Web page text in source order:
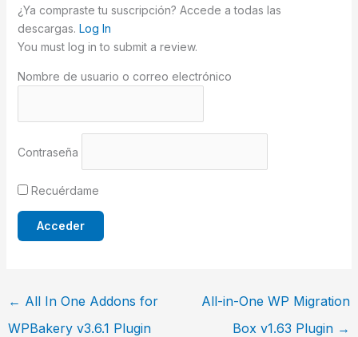
¿Ya compraste tu suscripción? Accede a todas las
descargas. Log In
You must log in to submit a review.
Nombre de usuario o correo electrónico
Contraseña
Recuérdame
← All In One Addons for
WPBakery v3.6.1 Plugin
All-in-One WP Migration
Box v1.63 Plugin →